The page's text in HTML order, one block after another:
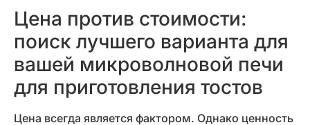
Цена против стоимости:
поиск лучшего варианта для
вашей микроволновой печи
для приготовления тостов
Цена всегда является фактором. Однако ценность